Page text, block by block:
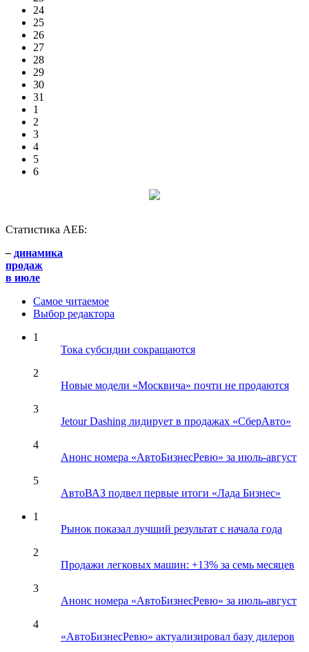
24
25
26
27
28
29
30
31
1
2
3
4
5
6
Статистика АЕБ:
– динамика
продаж
в июле
Самое читаемое
Выбор редактора
1
Тока субсидии сокращаются
2
Новые модели «Москвича» почти не продаются
3
Jetour Dashing лидирует в продажах «СберАвто»
4
Анонс номера «АвтоБизнесРевю» за июль-август
5
АвтоВАЗ подвел первые итоги «Лада Бизнес»
1
Рынок показал лучший результат с начала года
2
Продажи легковых машин: +13% за семь месяцев
3
Анонс номера «АвтоБизнесРевю» за июль-август
4
«АвтоБизнесРевю» актуализировал базу дилеров